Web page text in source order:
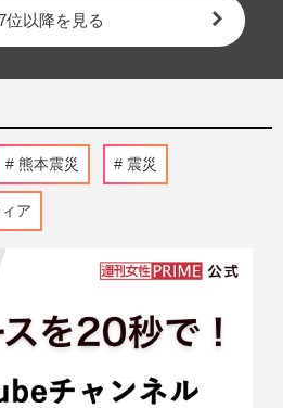
位以降を見る
熊本震災 震災
ア